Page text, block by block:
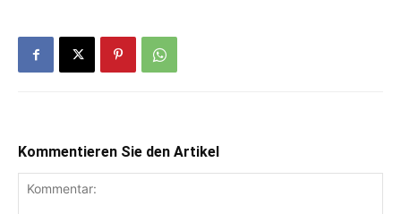
Kommentieren Sie den Artikel